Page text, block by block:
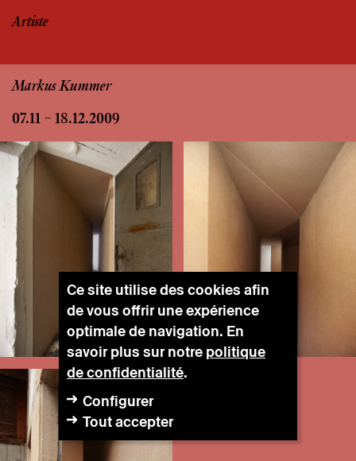
Artiste
Markus Kummer
07.11 – 18.12.2009
Ce site utilise des cookies afin
de vous offrir une expérience
optimale de navigation. En
savoir plus sur notre politique
de confidentialité.
Configurer
Tout accepter